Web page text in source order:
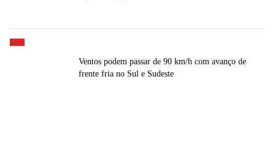
Ventos podem passar de 90 km/h com avanço de
frente fria no Sul e Sudeste